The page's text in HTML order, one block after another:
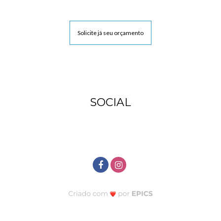
Solicite já seu orçamento
SOCIAL